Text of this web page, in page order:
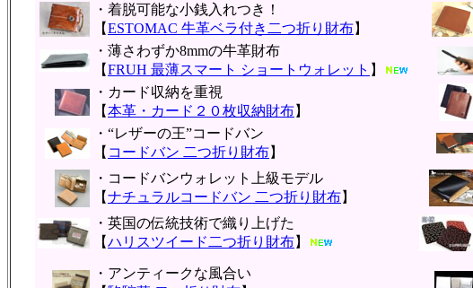
・着脱可能な小銭入れつき！
【ESTOMAC 牛革ベラ付き二つ折り財布】
・薄さわずか8mmの牛革財布
【FRUH 最薄スマート ショートウォレット 】
・カード収納を重視
【本革・カード２０枚収納財布】
・“レザーの王”コードバン
【 コードバン 二つ折り財布】
・コードバンウォレット上級モデル
【ナチュラルコードバン 二つ折り財布】
・英国の伝統技術で織り上げた
【ハリスツイード二つ折り財布】
・アンティークな風合い